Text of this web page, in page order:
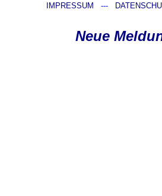
IMPRESSUM ---
Neue